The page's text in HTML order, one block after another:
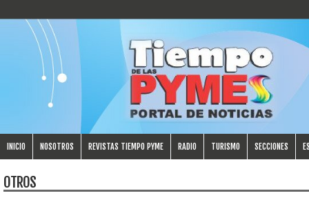
INICIO NOSOTROS REVISTAS TIEMPO PYME RADIO TURISMO SECCIONES
OTROS